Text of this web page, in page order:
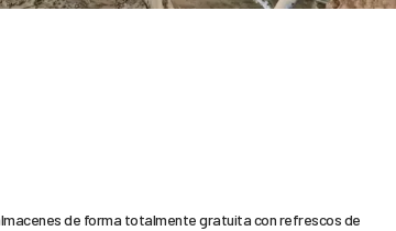
de forma totalmente gratuita con refrescos de